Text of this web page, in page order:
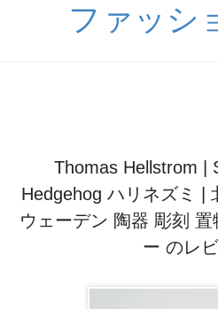
ファッシ
Thomas Hellstrom |
Hedgehog ハリネズミ |
ウェーデン 陶器 彫刻 置
ー のレ